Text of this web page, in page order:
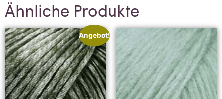
Ähnliche Produkte
Angebot!